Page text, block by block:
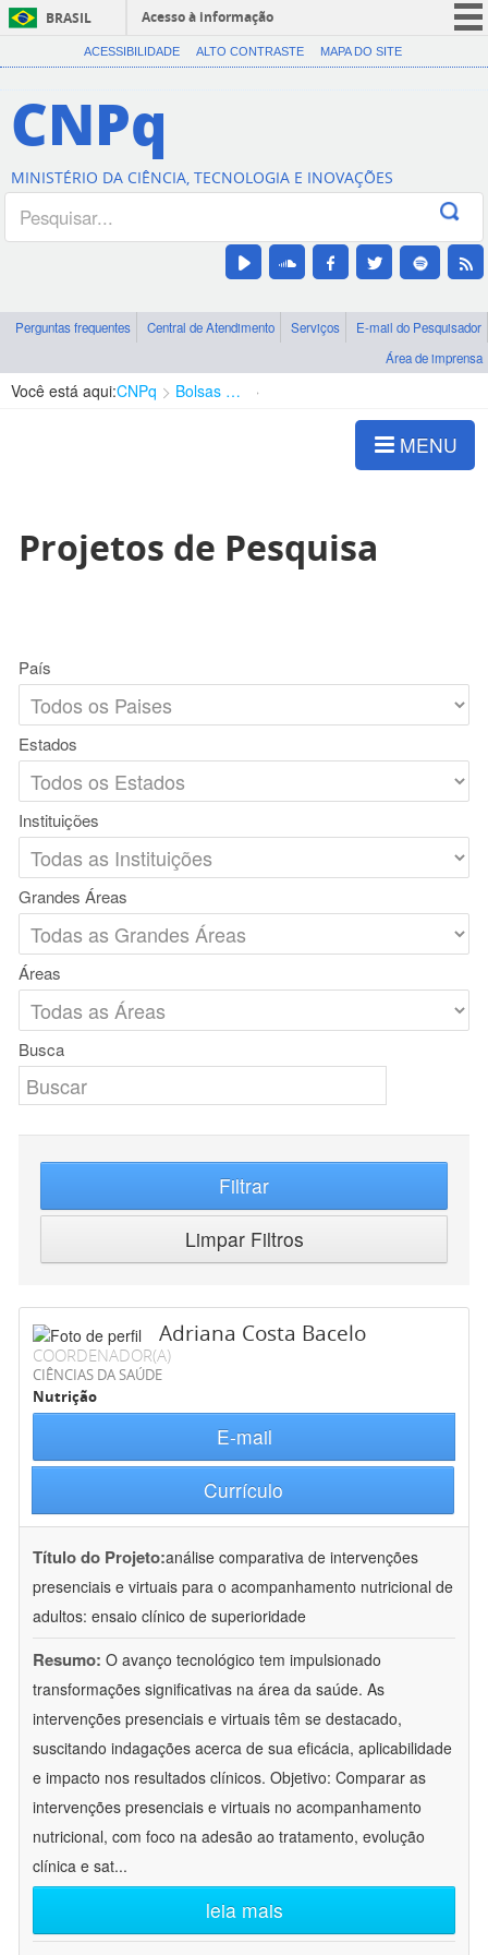
BRASIL
Acesso à informação
CORONAVÍRUS (COVID-19)
Canais
ACESSIBILIDADE ALTO CONTRASTE MAPA DO SITE
CNPq
MINISTÉRIO DA CIÊNCIA, TECNOLOGIA E INOVAÇÕES
Perguntas frequentes Central de Atendimento Serviços
E-mail do Pesquisador
Área de imprensa
Você está aqui:CNPq Bolsas e Auxílios Vigentes
MENU
Projetos de Pesquisa
País
Estados
Instituições
Grandes Áreas
Áreas
Busca
Filtrar
Limpar Filtros
Adriana Costa Bacelo
COORDENADOR(A)
CIÊNCIAS DA SAÚDE
Nutrição
E-mail
Currículo
Título do Projeto:análise comparativa de intervenções
presenciais e virtuais para o acompanhamento nutricional de
adultos: ensaio clínico de superioridade
Resumo: O avanço tecnológico tem impulsionado
transformações significativas na área da saúde. As
intervenções presenciais e virtuais têm se destacado,
suscitando indagações acerca de sua eficácia, aplicabilidade
e impacto nos resultados clínicos. Objetivo: Comparar as
intervenções presenciais e virtuais no acompanhamento
nutricional, com foco na adesão ao tratamento, evolução
clínica e sat...
leia mais